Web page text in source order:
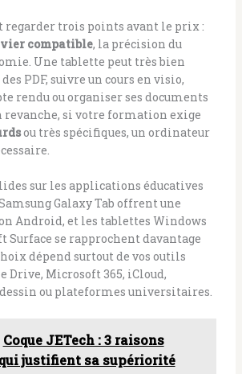
regarder trois points avant le prix :
compatible, la précision du
Une tablette peut très bien
PDF, suivre un cours en visio,
rendu ou organiser ses documents
revanche, si votre formation exige
ou très spécifiques, un ordinateur
sur les applications éducatives
Galaxy Tab offrent une
Android, et les tablettes Windows
Surface se rapprochent davantage
dépend surtout de vos outils
Drive, Microsoft 365, iCloud,
ou plateformes universitaires.
Coque JETech : 3 raisons
justifient sa supériorité